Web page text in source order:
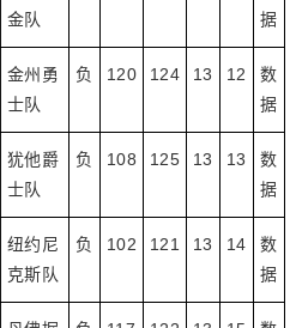
金队
据
金州勇
士队
负 120 124 13 12
数
据
犹他爵
士队
负 108 125 13 13
数
据
纽约尼
克斯队
负 102 121 13 14
数
据